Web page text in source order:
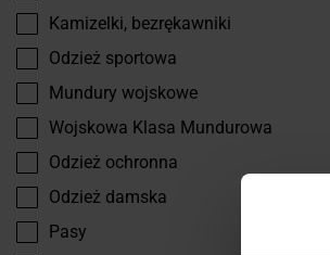
Kamizelki, bezrękawniki
Odzież sportowa
Mundury wojskowe
Wojskowa Klasa Mundurowa
Odzież ochronna
Odzież damska
Pasy